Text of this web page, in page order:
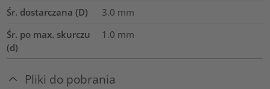
Śr. dostarczana (D)
3.0 mm
Śr. po max. skurczu
(d)
1.0 mm
Pliki do pobrania